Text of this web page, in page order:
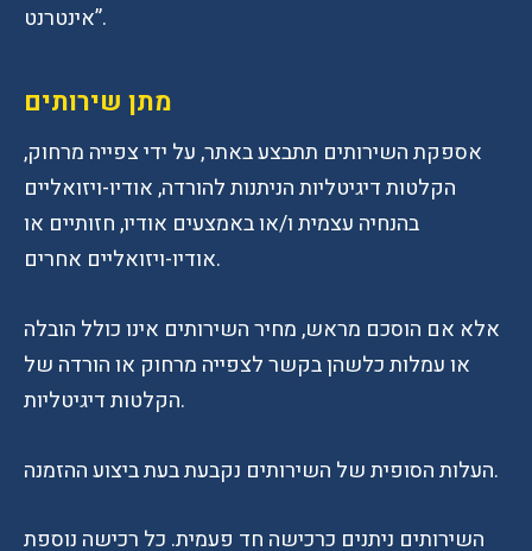
אינטרנט”.
מתן שירותים
אספקת השירותים תתבצע באתר, על ידי צפייה מרחוק,
הקלטות דיגיטליות הניתנות להורדה, אודיו-ויזואליים
בהנחיה עצמית ו/או באמצעים אודיו, חזותיים או
אודיו-ויזואליים אחרים.
אלא אם הוסכם מראש, מחיר השירותים אינו כולל הובלה
או עמלות כלשהן בקשר לצפייה מרחוק או הורדה של
הקלטות דיגיטליות.
העלות הסופית של השירותים נקבעת בעת ביצוע ההזמנה.
השירותים ניתנים כרכישה חד פעמית. כל רכישה נוספת